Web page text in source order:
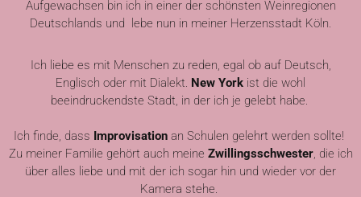
Aufgewachsen bin ich in einer der schönsten Weinregionen
Deutschlands und lebe nun in meiner Herzensstadt Köln.
Ich liebe es mit Menschen zu reden, egal ob auf Deutsch,
Englisch oder mit Dialekt. New York ist die wohl
beeindruckendste Stadt, in der ich je gelebt habe.
Ich finde, dass Improvisation an Schulen gelehrt werden sollte!
Zu meiner Familie gehört auch meine Zwillingsschwester, die ich
über alles liebe und mit der ich sogar hin und wieder vor der
Kamera stehe.